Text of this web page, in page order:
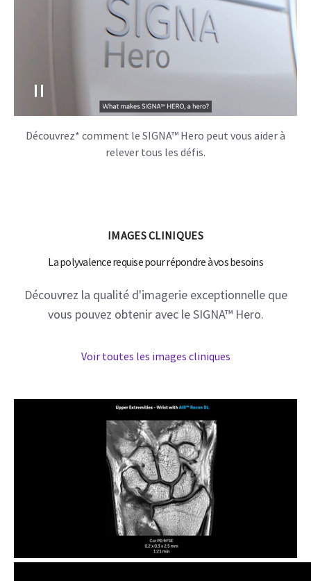
Découvrez* comment le SIGNA™ Hero peut vous aider à
relever tous les défis.
IMAGES CLINIQUES
La polyvalence requise pour répondre à vos besoins
Découvrez la qualité d'imagerie exceptionnelle que
vous pouvez obtenir avec le SIGNA™ Hero.
Voir toutes les images cliniques